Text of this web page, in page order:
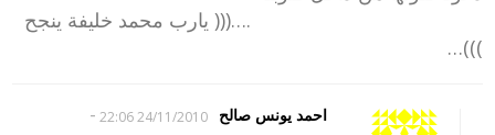
.…((( يارب محمد خليفة ينجح
)))…
احمد يونس صالح 24/11/2010 22:06
-